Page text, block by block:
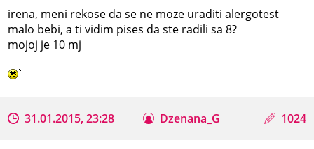
irena, meni rekose da se ne moze uraditi alergotest
malo bebi, a ti vidim pises da ste radili sa 8?
mojoj je 10 mj
31.01.2015, 23:28 Dzenana_G 1024